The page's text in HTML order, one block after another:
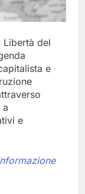
Libertà del
e
a
e